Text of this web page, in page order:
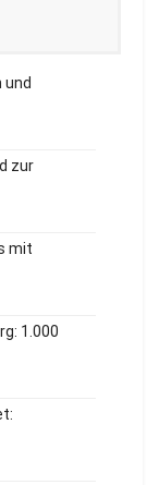
und
zur
mit
1.000